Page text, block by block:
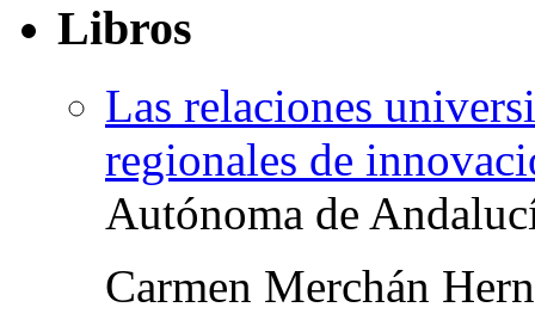
Libros
Las relaciones
regionales de
Autónoma de
Carmen Merchán